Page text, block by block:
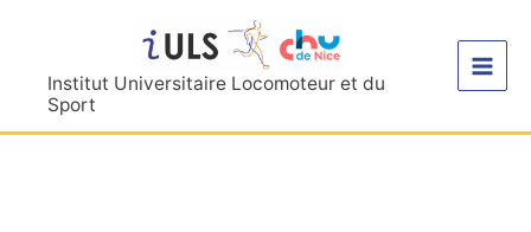
contenuInstitut Universitaire Locomoteur et du
Sport